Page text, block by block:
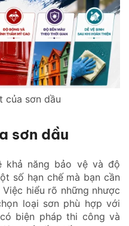
của sơn dầu
sơn dầu
khả năng bảo vệ và độ
số hạn chế mà bạn cần
hiểu rõ những nhược
loại sơn phù hợp với
biện pháp thi công và